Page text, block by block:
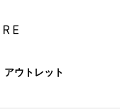
アウトレット